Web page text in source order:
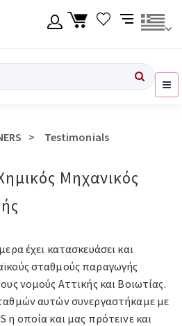
Testimonials
Μηχανικός
έχει κατασκευάσει και
σταθμούς παραγωγής
νομούς Αττικής και Βοιωτίας.
αυτών συνεργαστήκαμε με
η οποία και μας πρότεινε και